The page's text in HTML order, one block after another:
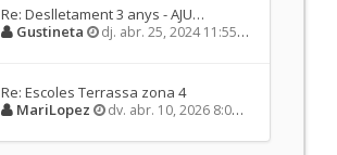
Re: Deslletament 3 anys - AJU…
Gustineta
dj. abr. 25, 2024 11:55 am
Re: Escoles Terrassa zona 4
MariLopez
dv. abr. 10, 2026 8:06 pm